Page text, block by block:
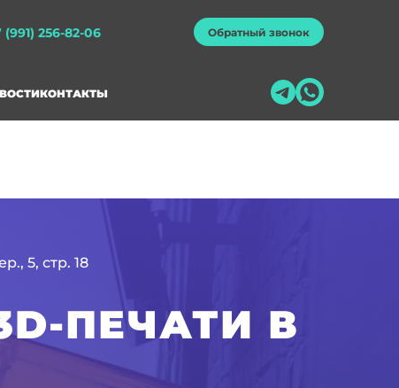
(991) 256-82-06 Обратный звонок
КОНТАКТЫ
5, стр. 18
ПЕЧАТИ В